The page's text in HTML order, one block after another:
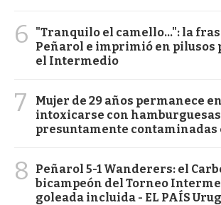
6
"Tranquilo el camello...": la
Peñarol e imprimió en pilusos
el Intermedio
7
Mujer de 29 años permanece
intoxicarse con hamburguesas
presuntamente contaminadas
8
Peñarol 5-1 Wanderers: el
bicampeón del Torneo
goleada incluida - EL PAÍS